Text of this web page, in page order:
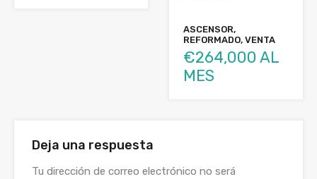
ASCENSOR,
REFORMADO, VENTA
€264,000 AL
MES
Deja una respuesta
Tu dirección de correo electrónico no será